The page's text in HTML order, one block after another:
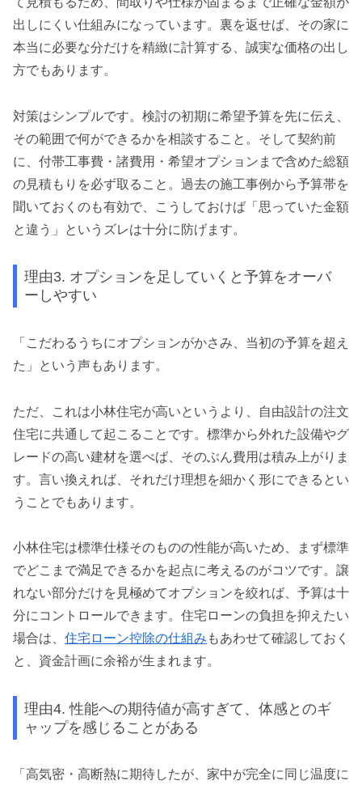
出しにくい仕組みになっています。裏を返せば、その家に
本当に必要な分だけを精緻に計算する、誠実な価格の出し
方でもあります。
対策はシンプルです。検討の初期に希望予算を先に伝え、
その範囲で何ができるかを相談すること。そして契約前
に、付帯工事費・諸費用・希望オプションまで含めた総額
の見積もりを必ず取ること。過去の施工事例から予算帯を
聞いておくのも有効で、こうしておけば「思っていた金額
と違う」というズレは十分に防げます。
理由3. オプションを足していくと予算をオーバ
ーしやすい
「こだわるうちにオプションがかさみ、当初の予算を超え
た」という声もあります。
ただ、これは小林住宅が高いというより、自由設計の注文
住宅に共通して起こることです。標準から外れた設備やグ
レードの高い建材を選べば、そのぶん費用は積み上がりま
す。言い換えれば、それだけ理想を細かく形にできるとい
うことでもあります。
小林住宅は標準仕様そのものの性能が高いため、まず標準
でどこまで満足できるかを起点に考えるのがコツです。譲
れない部分だけを見極めてオプションを絞れば、予算は十
分にコントロールできます。住宅ローンの負担を抑えたい
場合は、 住宅ローン控除の仕組み もあわせて確認しておく
と、資金計画に余裕が生まれます。
理由4. 性能への期待値が高すぎて、体感とのギ
ャップを感じることがある
「高気密・高断熱に期待したが、家中が完全に同じ温度に